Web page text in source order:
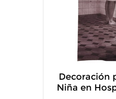
Decoración
Niña en